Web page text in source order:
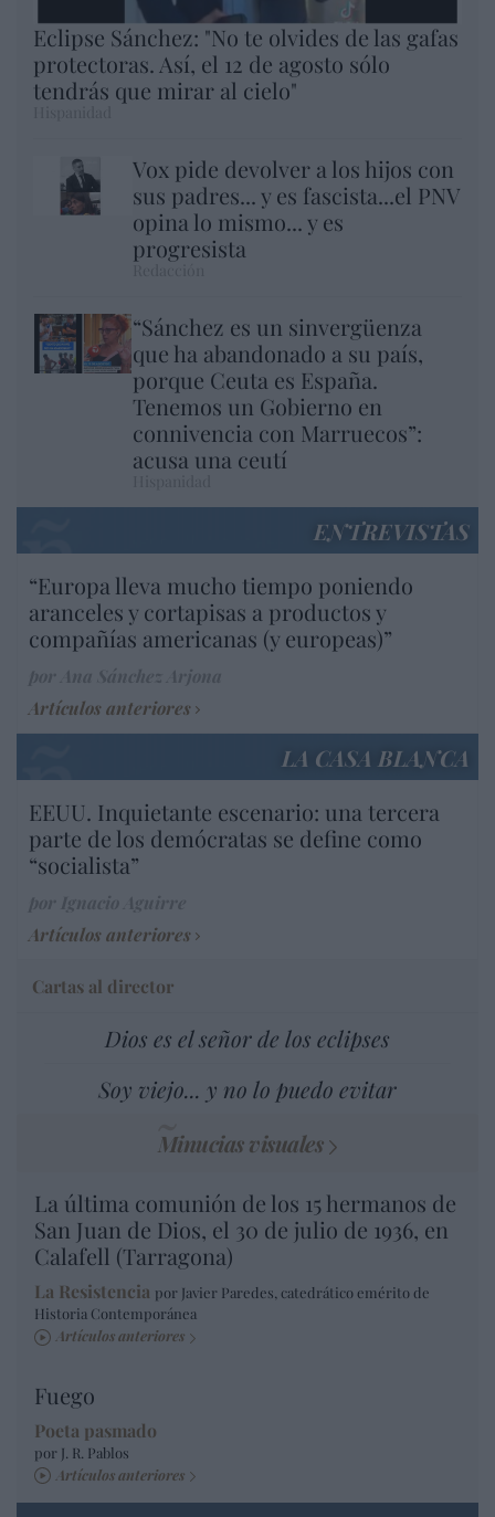
Eclipse Sánchez: "No te olvides de las gafas
protectoras. Así, el 12 de agosto sólo
tendrás que mirar al cielo"
Vox pide devolver a los hijos con
sus padres... y es fascista...el PNV
opina lo mismo... y es
progresista
“Sánchez es un sinvergüenza
que ha abandonado a su país,
porque Ceuta es España.
Tenemos un Gobierno en
connivencia con Marruecos”:
acusa una ceutí
ENTREVISTAS
“Europa lleva mucho tiempo poniendo
aranceles y cortapisas a productos y
compañías americanas (y europeas)”
Artículos anteriores
LA CASA BLANCA
EEUU. Inquietante escenario: una tercera
parte de los demócratas se define como
“socialista”
Artículos anteriores
Cartas al director
Dios es el señor de los eclipses
Soy viejo... y no lo puedo evitar
Minucias visuales
La última comunión de los 15 hermanos de
San Juan de Dios, el 30 de julio de 1936, en
Calafell (Tarragona)
La Resistencia por Javier Paredes, catedrático emérito de
Historia Contemporánea
Artículos anteriores
Fuego
Poeta pasmado
por J. R. Pablos
Artículos anteriores